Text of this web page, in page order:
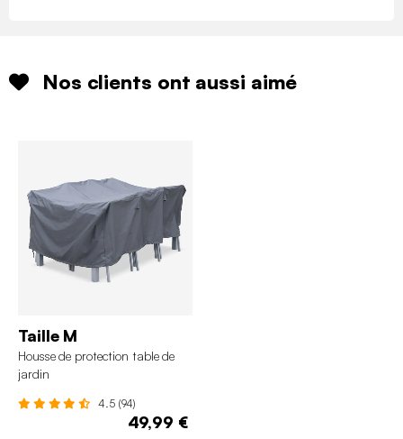
Nos clients ont aussi aimé
Taille M
Housse de protection table de
jardin
4.5 (94)
49,99 €